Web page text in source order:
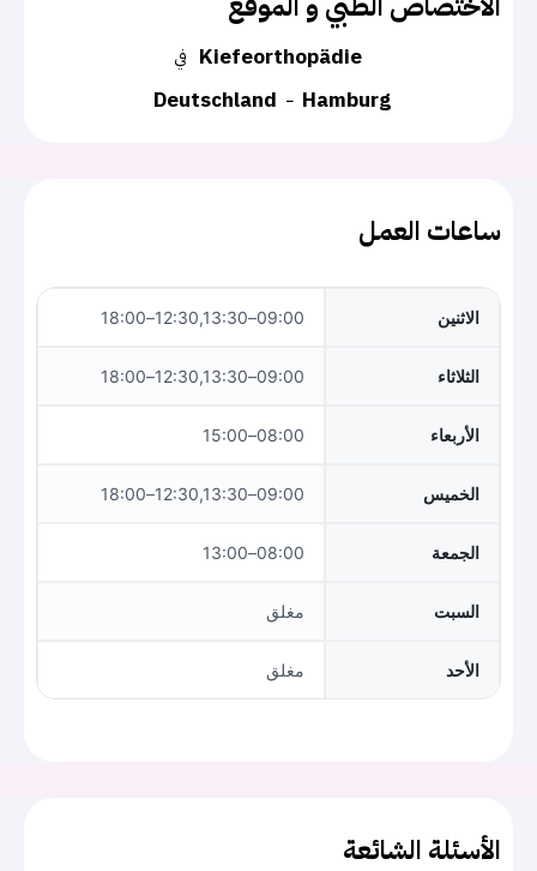
في Kiefeorthopädie
Deutschland
Hamburg
ساعات العمل
الاثنين 09:00–12:30,13:30–18:00
الثلاثاء 09:00–12:30,13:30–18:00
الأربعاء 08:00–15:00
الخميس 09:00–12:30,13:30–18:00
الجمعة 08:00–13:00
السبت مغلق
الأحد مغلق
الأسئلة الشائعة